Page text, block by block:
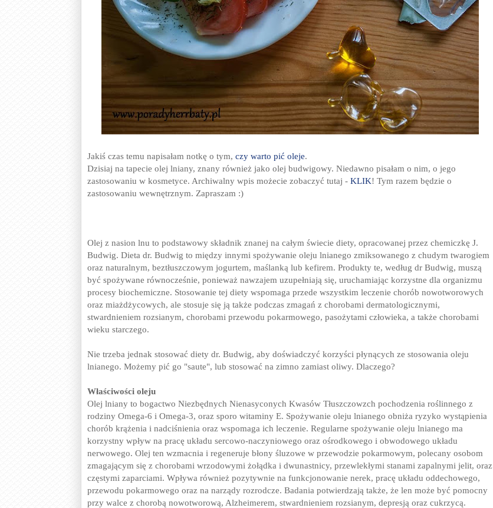
Jakiś czas temu napisałam notkę o tym, czy warto pić oleje.
Dzisiaj na tapecie olej lniany, znany również jako olej budwigowy. Niedawno pisałam o nim, o jego
zastosowaniu w kosmetyce. Archiwalny wpis możecie zobaczyć tutaj - KLIK! Tym razem będzie o
zastosowaniu wewnętrznym. Zapraszam :)
Olej z nasion lnu to podstawowy składnik znanej na całym świecie diety, opracowanej przez chemiczkę J.
Budwig. Dieta dr. Budwig to między innymi spożywanie oleju lnianego zmiksowanego z chudym twarogiem
oraz naturalnym, beztłuszczowym jogurtem, maślanką lub kefirem. Produkty te, według dr Budwig, muszą
być spożywane równocześnie, ponieważ nawzajem uzupełniają się, uruchamiając korzystne dla organizmu
procesy biochemiczne. Stosowanie tej diety wspomaga przede wszystkim leczenie chorób nowotworowych
oraz miażdżycowych, ale stosuje się ją także podczas zmagań z chorobami dermatologicznymi,
stwardnieniem rozsianym, chorobami przewodu pokarmowego, pasożytami człowieka, a także chorobami
wieku starczego.
Nie trzeba jednak stosować diety dr. Budwig, aby doświadczyć korzyści płynących ze stosowania oleju
lnianego. Możemy pić go "saute", lub stosować na zimno zamiast oliwy. Dlaczego?
Właściwości oleju
Olej lniany to bogactwo Niezbędnych Nienasyconych Kwasów Tłuszczowzch pochodzenia roślinnego z
rodziny Omega-6 i Omega-3, oraz sporo witaminy E. Spożywanie oleju lnianego obniża ryzyko wystąpienia
chorób krążenia i nadciśnienia oraz wspomaga ich leczenie. Regularne spożywanie oleju lnianego ma
korzystny wpływ na pracę układu sercowo-naczyniowego oraz ośrodkowego i obwodowego układu
nerwowego. Olej ten wzmacnia i regeneruje błony śluzowe w przewodzie pokarmowym, polecany osobom
zmagającym się z chorobami wrzodowymi żołądka i dwunastnicy, przewlekłymi stanami zapalnymi jelit, oraz
częstymi zaparciami. Wpływa również pozytywnie na funkcjonowanie nerek, pracę układu oddechowego,
przewodu pokarmowego oraz na narządy rozrodcze. Badania potwierdzają także, że len może być pomocny
przy walce z chorobą nowotworową, Alzheimerem, stwardnieniem rozsianym, depresją oraz cukrzycą.